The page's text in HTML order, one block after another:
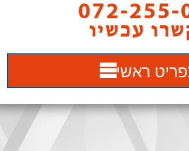
072-255-
עכשיו
ראשי